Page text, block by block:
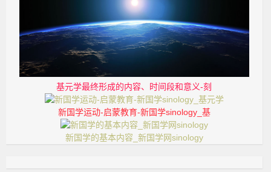
基元学最终形成的内容、时间段和意义-刻
新国学运动-启蒙教育-新国学sinology_基
新国学的基本内容_新国学网sinology